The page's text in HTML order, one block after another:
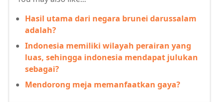
Hasil utama dari negara brunei darussalam
adalah?
Indonesia memiliki wilayah perairan yang
luas, sehingga indonesia mendapat julukan
sebagai?
Mendorong meja memanfaatkan gaya?